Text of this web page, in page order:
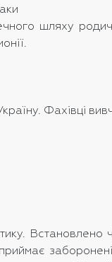
шляху
Фахівці
Встановлено